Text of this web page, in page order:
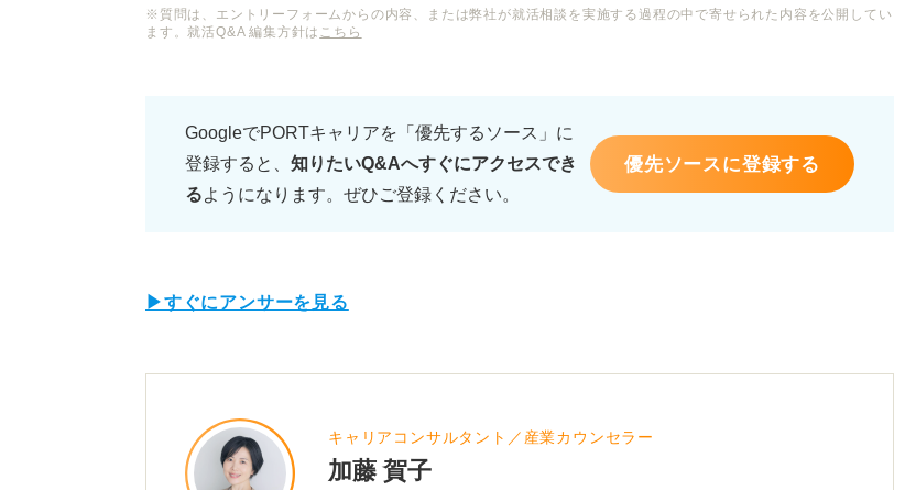
ジネスの場でも活かせると評価してもらえるのかわかりません。
一人旅を自己PRの題材にする際の注意点や、採用担当者に納得感を持ってもらう
ための具体的な伝え方についてアドバイスをお願いします。
※質問は、エントリーフォームからの内容、または弊社が就活相談を実施する過程の中で寄せられた内容を公開してい
ます。就活Q&A 編集方針は こちら
GoogleでPORTキャリアを「優先するソース」に
登録すると、 知りたいQ&Aへすぐにアクセスでき
るようになります。ぜひご登録ください。
優先ソースに登録する
▶すぐにアンサーを見る
キャリアコンサルタント／産業カウンセラー
加藤 賀子